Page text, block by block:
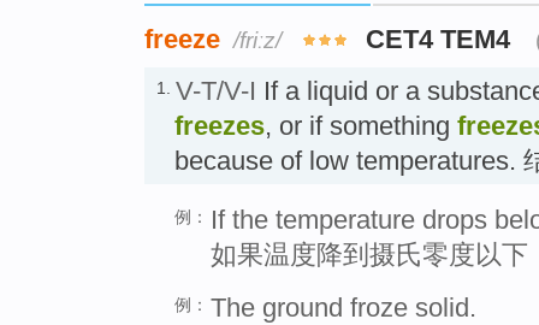
freeze /friːz/ CET4 TEM4
1. V-T/V-I If a liquid or a
freezes, or if something
because of low temperatures.
例：
If the temperature drops
如果温度降到摄氏零度以下
例： The ground froze solid.